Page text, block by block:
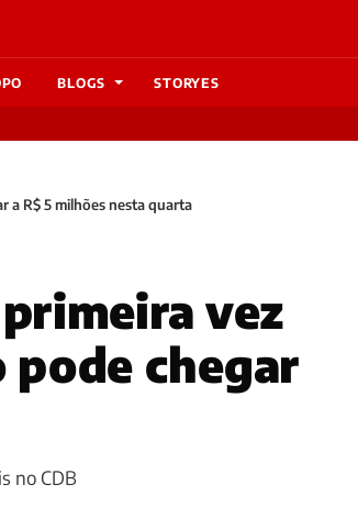
BLOGS STORYES
a R$ 5 milhões nesta quarta
vez
chegar
no CDB